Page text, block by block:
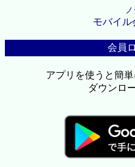
モバイル
会員
アプリを使うと簡
ダウンロ